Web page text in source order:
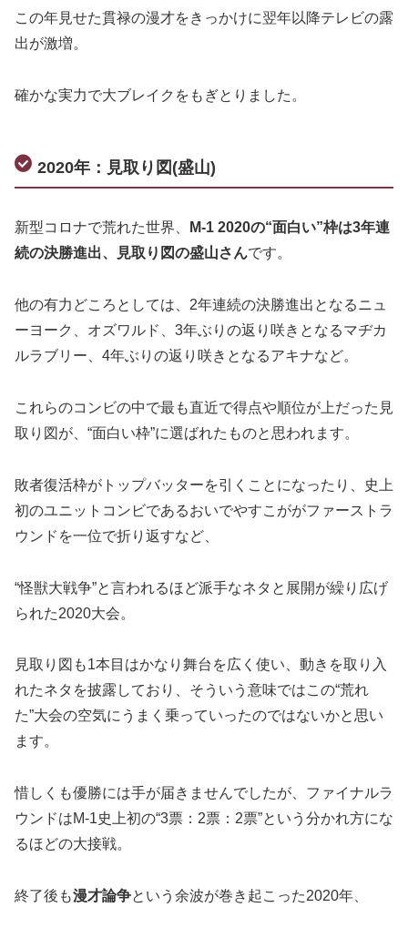
この年見せた貫禄の漫才をきっかけに翌年以降テレビの露
出が激増。
確かな実力で大ブレイクをもぎとりました。
2020年：見取り図(盛山)
新型コロナで荒れた世界、
M-1 2020の“面白い”枠は3年連
続の決勝進出、見取り図の盛山さんです。
他の有力どころとしては、2年連続の決勝進出となるニュ
ーヨーク、オズワルド、3年ぶりの返り咲きとなるマヂカ
ルラブリー、4年ぶりの返り咲きとなるアキナなど。
これらのコンビの中で最も直近で得点や順位が上だった見
取り図が、“面白い枠”に選ばれたものと思われます。
敗者復活枠がトップバッターを引くことになったり、史上
初のユニットコンビであるおいでやすこががファーストラ
ウンドを一位で折り返すなど、
“怪獣大戦争”と言われるほど派手なネタと展開が繰り広げ
られた2020大会。
見取り図も1本目はかなり舞台を広く使い、動きを取り入
れたネタを披露しており、そういう意味ではこの“荒れ
た”大会の空気にうまく乗っていったのではないかと思い
ます。
惜しくも優勝には手が届きませんでしたが、ファイナルラ
ウンドはM-1史上初の“3票：2票：2票”という分かれ方にな
るほどの大接戦。
終了後も漫才論争という余波が巻き起こった2020年、